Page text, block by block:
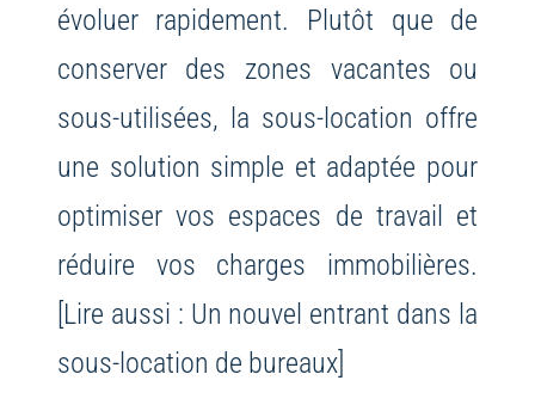
évoluer rapidement. Plutôt que de
conserver des zones vacantes ou
sous-utilisées, la sous-location offre
une solution simple et adaptée pour
optimiser vos espaces de travail et
réduire vos charges immobilières.
[Lire aussi : Un nouvel entrant dans la
sous-location de bureaux]